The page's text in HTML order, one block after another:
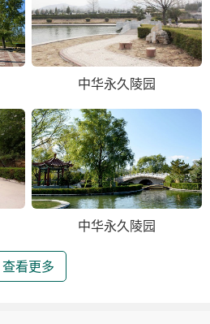
中华永久陵园
中华永久陵园
查看更多